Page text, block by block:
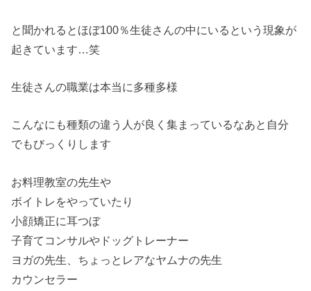
と聞かれるとほぼ100％生徒さんの中にいるという現象が
起きています…笑
生徒さんの職業は本当に多種多様
こんなにも種類の違う人が良く集まっているなあと自分
でもびっくりします
お料理教室の先生や
ボイトレをやっていたり
小顔矯正に耳つぼ
子育てコンサルやドッグトレーナー
ヨガの先生、ちょっとレアなヤムナの先生
カウンセラー